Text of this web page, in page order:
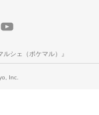
シェ（ポケマル）』
Inc.